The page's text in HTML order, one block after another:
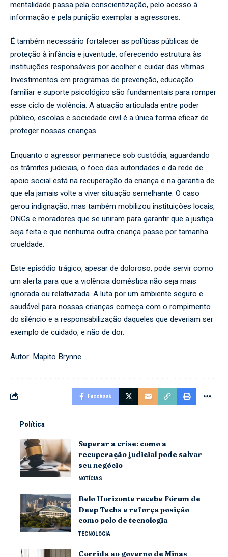
mentalidade passa pela conscientização, pelo acesso à
informação e pela punição exemplar a agressores.
É também necessário fortalecer as políticas públicas de
proteção à infância e juventude, oferecendo estrutura às
instituições responsáveis por acolher e cuidar das vítimas.
Investimentos em programas de prevenção, educação
familiar e suporte psicológico são fundamentais para romper
esse ciclo de violência. A atuação articulada entre poder
público, escolas e sociedade civil é a única forma eficaz de
proteger nossas crianças.
Enquanto o agressor permanece sob custódia, aguardando
os trâmites judiciais, o foco das autoridades e da rede de
apoio social está na recuperação da criança e na garantia de
que ela jamais volte a viver situação semelhante. O caso
gerou indignação, mas também mobilizou instituições locais,
ONGs e moradores que se uniram para garantir que a justiça
seja feita e que nenhuma outra criança passe por tamanha
crueldade.
Este episódio trágico, apesar de doloroso, pode servir como
um alerta para que a violência doméstica não seja mais
ignorada ou relativizada. A luta por um ambiente seguro e
saudável para nossas crianças começa com o rompimento
do silêncio e a responsabilização daqueles que deveriam ser
exemplo de cuidado, e não de dor.
Autor: Mapito Brynne
Facebook
Política
Superar a crise: como a
recuperação judicial pode salvar
seu negócio
NOTÍCIAS
Belo Horizonte recebe Fórum de
Deep Techs e reforça posição
como polo de tecnologia
TECNOLOGIA
Corrida ao governo de Minas